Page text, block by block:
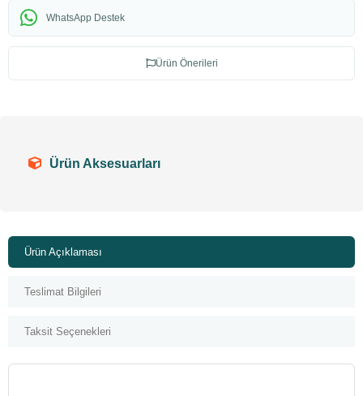
WhatsApp Destek
Ürün Önerileri
Ürün Aksesuarları
Ürün Açıklaması
Teslimat Bilgileri
Taksit Seçenekleri